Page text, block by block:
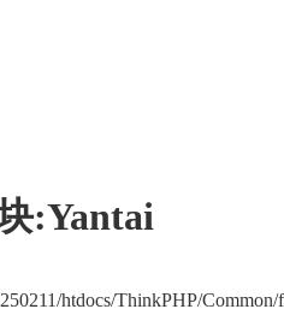
:Yantai
htdocs/ThinkPHP/